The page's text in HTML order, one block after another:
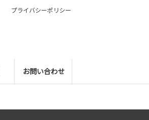
お問い合わせ
プライバシーポリシー